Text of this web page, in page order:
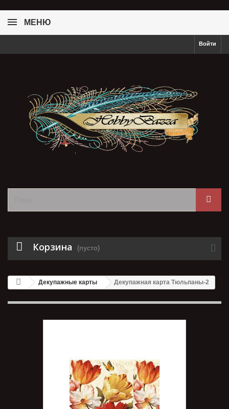
МЕНЮ
Войти
Корзина (пусто)
Декупажные карты Декупажная карта Тюльпаны-2